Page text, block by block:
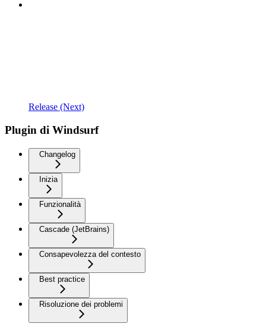
Release (Next)
Plugin di Windsurf
Changelog
Inizia
Funzionalità
Cascade (JetBrains)
Consapevolezza del contesto
Best practice
Risoluzione dei problemi